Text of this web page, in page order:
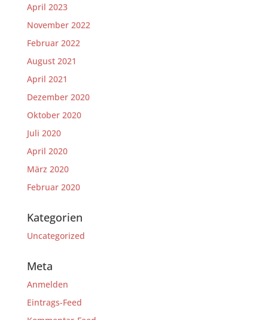
April 2023
November 2022
Februar 2022
August 2021
April 2021
Dezember 2020
Oktober 2020
Juli 2020
April 2020
März 2020
Februar 2020
Kategorien
Uncategorized
Meta
Anmelden
Eintrags-Feed